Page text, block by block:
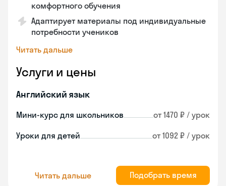
комфортного обучения
Адаптирует материалы под индивидуальные
потребности учеников
Читать дальше
Услуги и цены
Английский язык
Мини-курс для школьников от 1470 ₽ / урок
Уроки для детей от 1092 ₽ / урок
Читать дальше Подобрать время